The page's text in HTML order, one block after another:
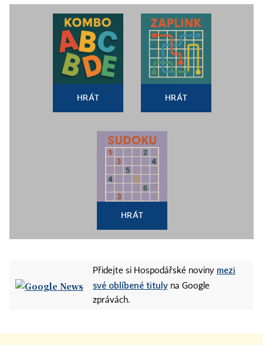
HRÁT HRÁT
HRÁT
Přidejte si Hospodářské noviny mezi
své oblíbené tituly na Google
zprávách.